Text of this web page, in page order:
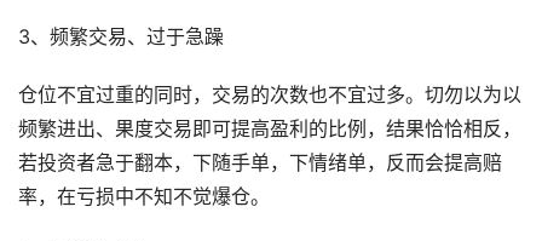
3、频繁交易、过于急躁
仓位不宜过重的同时，交易的次数也不宜过多。切勿以为以
频繁进出、果度交易即可提高盈利的比例，结果恰恰相反，
若投资者急于翻本，下随手单，下情绪单，反而会提高赔
率，在亏损中不知不觉爆仓。